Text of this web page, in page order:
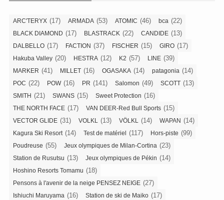
ARC'TERYX (17) ARMADA (53) ATOMIC (46) bca (22)
BLACK DIAMOND (17) BLASTRACK (22) CANDIDE (13)
DALBELLO (17) FACTION (37) FISCHER (15) GIRO (17)
Hakuba Valley (20) HESTRA (12) K2 (57) LINE (39)
MARKER (41) MILLET (16) OGASAKA (14) patagonia (14)
POC (22) POW(16) PR (141) Salomon (49) SCOTT (13)
SMITH (21) SWANS (15) Sweet Protection (16)
THE NORTH FACE (17) VAN DEER-Red Bull Sports (15)
VECTOR GLIDE (31) VOLKL (13) VÖLKL (14) WAPAN (14)
Kagura Ski Resort(14) Test de matériel (117) Hors-piste (99)
Poudreuse (55) Jeux olympiques de Milan-Cortina (23)
Station de Rusutsu (13) Jeux olympiques de Pékin (14)
Hoshino Resorts Tomamu (18)
Pensons à l'avenir de la neige PENSEZ NEIGE (27)
Ishiuchi Maruyama (16) Station de ski de Maiko (17)